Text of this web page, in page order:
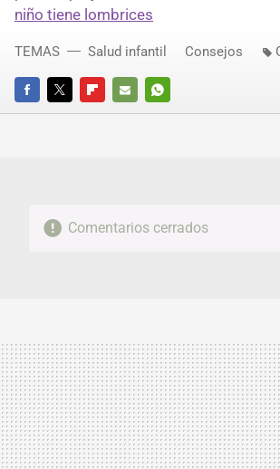
niño tiene lombrices
FACEBOOKTWITTERFLIPBOARD
E-
WHATSAPP
TEMAS Salud infantil Consejos
Comentarios cerrados